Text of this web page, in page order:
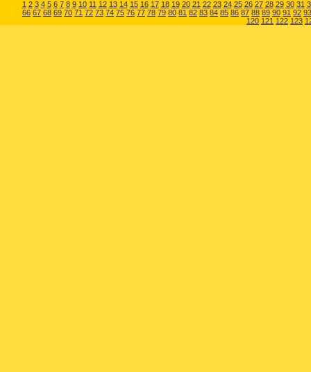
1 2 3 4 5 6 7 8 9 10 11 12 13 14 15 16 17 18 19 20 21 22 23 24 25 26 27 28 29 30 31
66 67 68 69 70 71 72 73 74 75 76 77 78 79 80 81 82 83 84 85 86 87 88 89 90 91 92 93
120 121 122 123